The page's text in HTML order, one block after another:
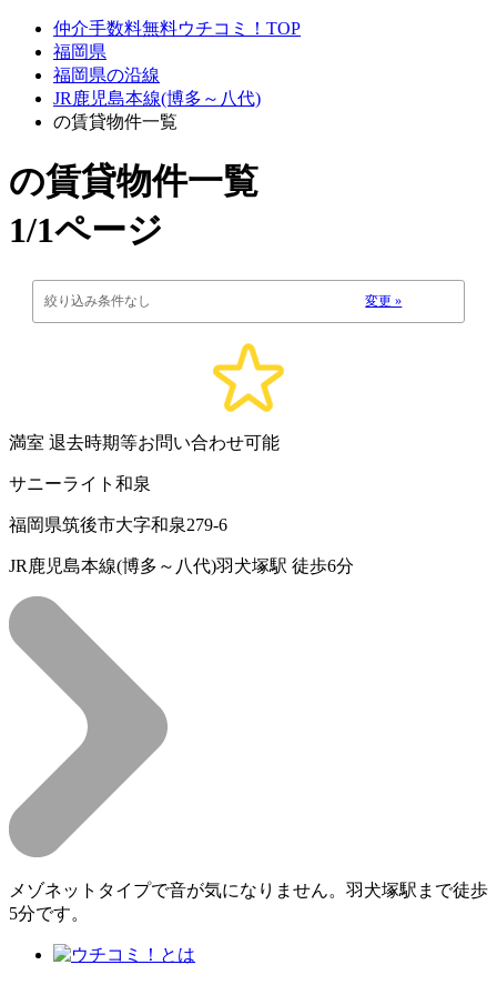
仲介手数料無料ウチコミ！TOP
福岡県
福岡県の沿線
JR鹿児島本線(博多～八代)
の賃貸物件一覧
の賃貸物件一覧
1/1ページ
絞り込み条件なし 変更 »
満室 退去時期等お問い合わせ可能
サニーライト和泉
福岡県筑後市大字和泉279-6
JR鹿児島本線(博多～八代)羽犬塚駅 徒歩6分
メゾネットタイプで音が気になりません。羽犬塚駅まで徒歩
5分です。